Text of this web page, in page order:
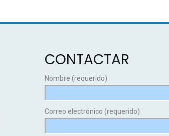
CONTACTAR
Nombre (requerido)
Correo electrónico (requerido)